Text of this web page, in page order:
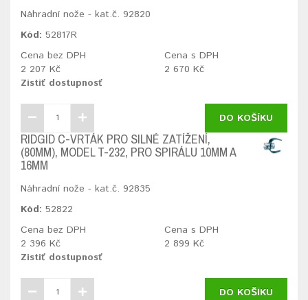
Náhradní nože - kat.č. 92820
Kód: 52817R
Cena bez DPH
2 207 Kč
Cena s DPH
2 670 Kč
Zistiť dostupnosť
DO KOŠÍKU
RIDGID C-VRTÁK PRO SILNÉ ZATÍŽENÍ,
(80MM), MODEL T-232, PRO SPIRÁLU 10MM A
16MM
Náhradní nože - kat.č. 92835
Kód: 52822
Cena bez DPH
2 396 Kč
Cena s DPH
2 899 Kč
Zistiť dostupnosť
DO KOŠÍKU